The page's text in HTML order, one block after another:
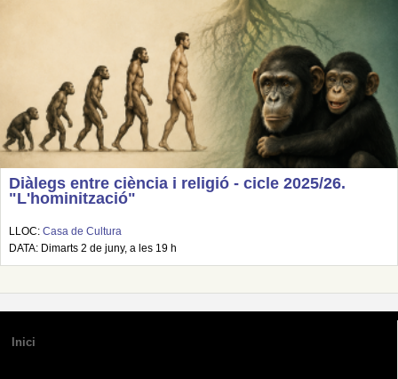
Diàlegs entre ciència i religió - cicle 2025/26.
"L'hominització"
LLOC: Casa de Cultura
DATA: Dimarts 2 de juny, a les 19 h
Inici